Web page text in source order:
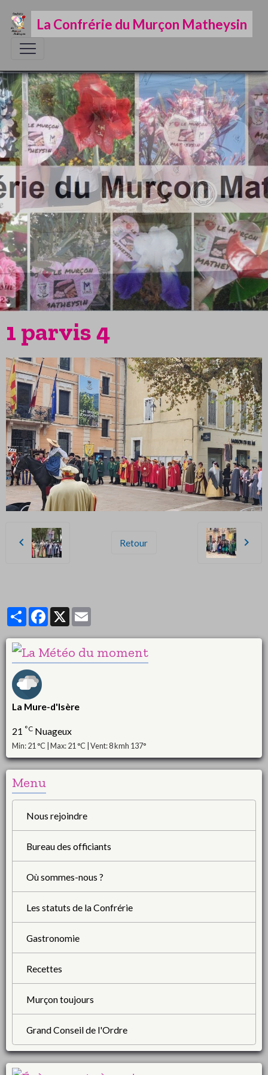
La Confrérie du Murçon Matheysin
1 parvis 4
Retour
PartagerFacebook
X
La Mure-d'Isère
21 °C Nuageux
Min: 21 °C | Max: 21 °C | Vent: 8 kmh 137°
Menu
Nous rejoindre
Bureau des officiants
Où sommes-nous ?
Les statuts de la Confrérie
Gastronomie
Recettes
Murçon toujours
Grand Conseil de l'Ordre